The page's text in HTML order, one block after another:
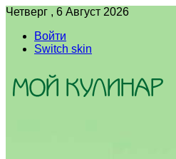
Четверг , 6 Август 2026
Войти
Switch skin